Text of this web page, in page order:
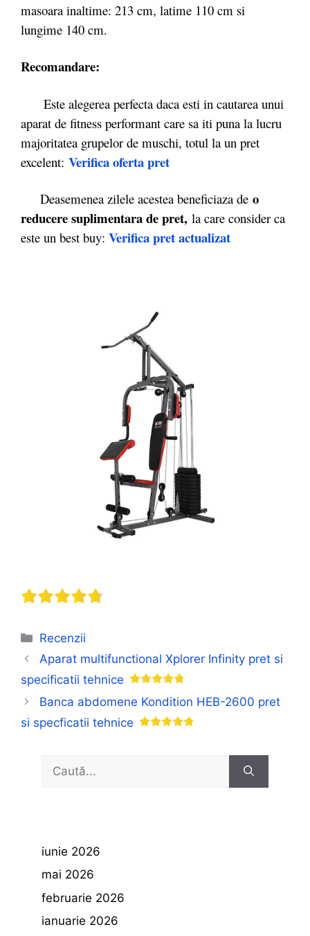
masoara inaltime: 213 cm, latime 110 cm si
lungime 140 cm.
Recomandare:
Este alegerea perfecta daca esti in cautarea unui
aparat de fitness performant care sa iti puna la lucru
majoritatea grupelor de muschi, totul la un pret
excelent: Verifica oferta pret
Deasemenea zilele acestea beneficiaza de o
reducere suplimentara de pret, la care consider ca
este un best buy: Verifica pret actualizat
Categorii
Recenzii
Aparat multifunctional Xplorer Infinity pret si
specificatii tehnice
Banca abdomene Kondition HEB-2600 pret
si specficatii tehnice
după:
iunie 2026
mai 2026
februarie 2026
ianuarie 2026